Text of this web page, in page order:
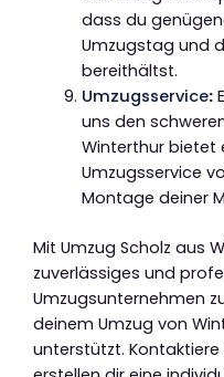
dass du
Umzugstag und
bereithältst.
Umzugsservice:
uns den
Winterthur bietet
Umzugsservice
Montage deiner
Mit Umzug Scholz aus
zuverlässiges und
Umzugsunternehmen
deinem Umzug von
unterstützt.